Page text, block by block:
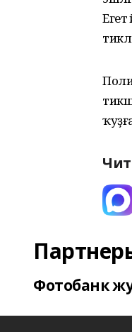
Егет
Фотобанк